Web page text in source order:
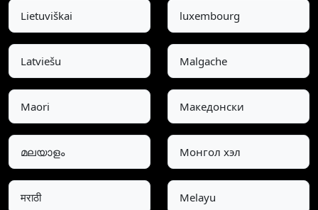
Lietuviškai luxembourg
Latviešu Malgache
Maori Македонски
മലയാളം Монгол хэл
मराठी Melayu